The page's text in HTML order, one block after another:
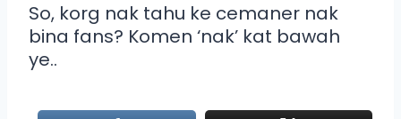
So, korg nak tahu ke cemaner nak
bina fans? Komen ‘nak’ kat bawah
ye..